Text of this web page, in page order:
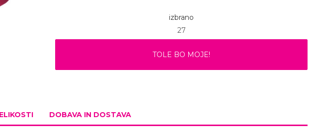
izbrano
27
TOLE BO MOJE!
DOBAVA IN DOSTAVA